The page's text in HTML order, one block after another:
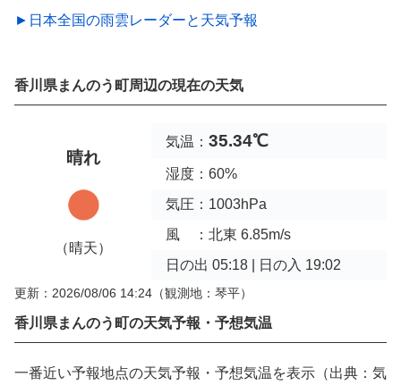
►日本全国の雨雲レーダーと天気予報
香川県まんのう町周辺の現在の天気
晴れ
（晴天）
気温： 35.34℃
湿度：60%
気圧：1003hPa
風 ：北東 6.85m/s
日の出 05:18 | 日の入 19:02
更新：2026/08/06 14:24 （観測地：琴平）
香川県まんのう町の天気予報・予想気温
一番近い予報地点の天気予報・予想気温を表示（出典：気